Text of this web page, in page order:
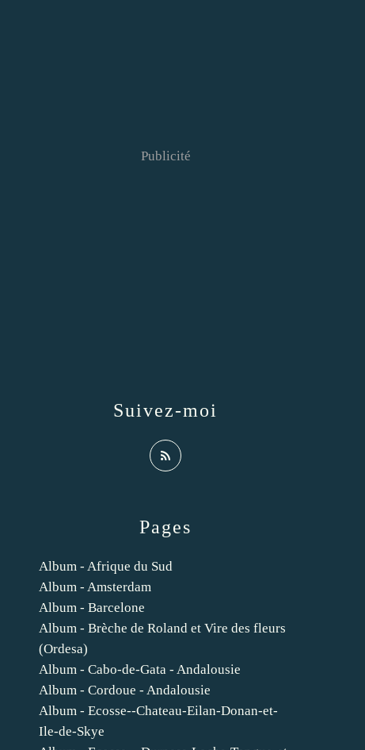
Pages
Album - Afrique du Sud
Album - Amsterdam
Album - Barcelone
Album - Brèche de Roland et Vire des fleurs
(Ordesa)
Album - Cabo-de-Gata - Andalousie
Album - Cordoue - Andalousie
Album - Ecosse--Chateau-Eilan-Donan-et-
Ile-de-Skye
Suivez-moi
Publicité